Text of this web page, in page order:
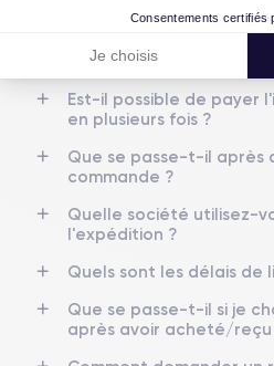
Consentements certifiés
Je choisis
Caméra Principale
12 Mpx
Résolution vidéo
4K - 3840 x 2160 px
Batterie
4325 mAh
5G
produits ?
Quels sont vos modes
Est-il possible de payer
en plusieurs fois ?
Que se passe-t-il après
commande ?
Quelle société utilisez-
l'expédition ?
Quels sont les délais de
Que se passe-t-il si je
après avoir acheté/